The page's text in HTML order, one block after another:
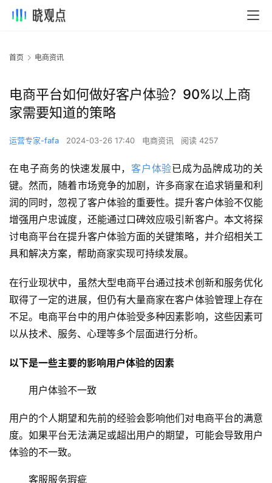
首页 电商资讯
电商平台如何做好客户体验？90%以上商
家需要知道的策略
运营专家-fafa 2024-03-26 17:40 电商资讯 阅读 4257
在电子商务的快速发展中， 客户体验已成为品牌成功的关
键。然而，随着市场竞争的加剧，许多商家在追求销量和利
润的同时，忽视了客户体验的重要性。提升客户体验不仅能
增强用户忠诚度，还能通过口碑效应吸引新客户。本文将探
讨电商平台在提升客户体验方面的关键策略，并介绍相关工
具和解决方案，帮助商家实现可持续发展。
在行业现状中，虽然大型电商平台通过技术创新和服务优化
取得了一定的进展，但仍有大量商家在客户体验管理上存在
不足。电商平台中的用户体验受多种因素影响，这些因素可
以从技术、服务、心理等多个层面进行分析。
以下是一些主要的影响用户体验的因素
用户体验不一致
用户的个人期望和先前的经验会影响他们对电商平台的满意
度。如果平台无法满足或超出用户的期望，可能会导致用户
体验的不一致。
客服服务瑕疵